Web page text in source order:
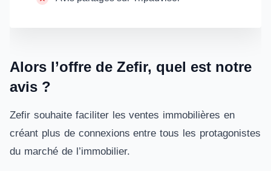
Alors l’offre de Zefir, quel est notre
avis ?
Zefir souhaite faciliter les ventes immobilières en
créant plus de connexions entre tous les protagonistes
du marché de l’immobilier.